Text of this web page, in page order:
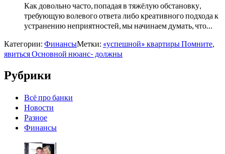
Как довольно часто, попадая в тяжёлую обстановку,
требующую волевого ответа либо креативного подхода к
устранению неприятностей, мы начинаем думать, что…
Категории: ФинансыМетки: «успешной» квартиры Помните,
явиться Основной нюанс- должны
Рубрики
Всё про банки
Новости
Разное
Финансы